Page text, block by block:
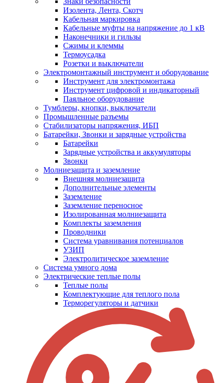
Изолента, Лента, Скотч
Кабельная маркировка
Кабельные муфты на напряжение до 1 кВ
Наконечники и гильзы
Сжимы и клеммы
Термоусадка
Розетки и выключатели
Электромонтажный инструмент и оборудование
Инструмент для электромонтажа
Инструмент цифровой и индикаторный
Паяльное оборудование
Тумблеры, кнопки, выключатели
Промышленные разъемы
Стабилизаторы напряжения, ИБП
Батарейки, Звонки и зарядные устройства
Батарейки
Зарядные устройства и аккумуляторы
Звонки
Молниезащита и заземление
Внешняя молниезащита
Дополнительные элементы
Заземление
Заземление переносное
Изолированная молниезащита
Комплекты заземления
Проводники
Система уравнивания потенциалов
УЗИП
Электролитическое заземление
Система умного дома
Электрические теплые полы
Теплые полы
Комплектующие для теплого пола
Терморегуляторы и датчики